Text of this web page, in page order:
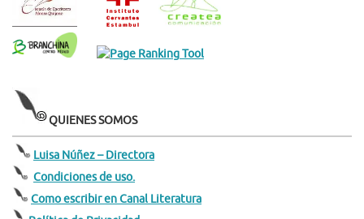
QUIENES SOMOS
Luisa Núñez – Directora
Condiciones de uso.
Como escribir en Canal Literatura